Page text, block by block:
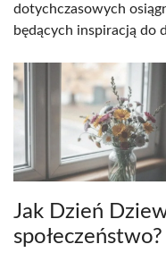
dotychczasowych
będących inspiracją do
Jak Dzień
społeczeństwo?